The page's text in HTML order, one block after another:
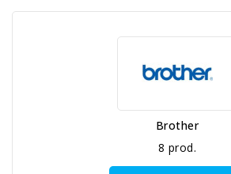
Brother
8 prod.